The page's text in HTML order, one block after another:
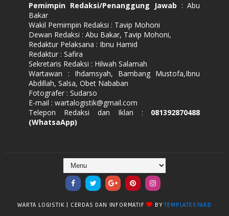
Pemimpin Redaksi/Penanggung Jawab : Abu
Bakar
Wakil Pemimpin Redaksi : Tavip Mohoni
Dewan Redaksi : Abu Bakar, Tavip Mohoni,
Redaktur Pelaksana : Ibnu Hamid
Redaktur : Safira
Sekretaris Redaksi : Hilwah Salamah
Wartawan : Ihdamsyah, Bambang Mustofa,Ibnu
Abdillah, Salsa, Obet Nababan
Fotografer : Sudarso
E-mail : wartalogistik@gmail.com
Telepon Redaksi dan Iklan : 081392870488
(WhatsaApp)
WARTA LOGISTIK | CERDAS DAN INFORMATIF BYTEMPLATESYARD